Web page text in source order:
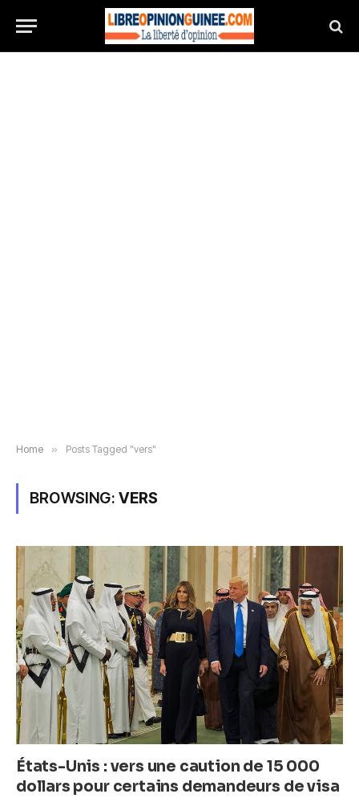
Home » Posts Tagged "vers"
BROWSING: VERS
États-Unis : vers une caution de 15 000
dollars pour certains demandeurs de visa